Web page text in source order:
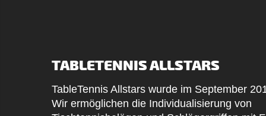
TABLETENNIS ALLSTARS
TableTennis Allstars wurde im September
Wir ermöglichen die Individualisierung von